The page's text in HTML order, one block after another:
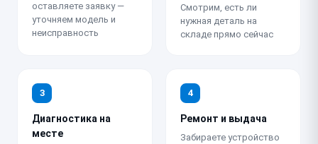
оставляете заявку —
уточняем модель и
неисправность
Смотрим, есть ли
нужная деталь на
складе прямо сейчас
3
Диагностика на
месте
4
Ремонт и выдача
Забираете устройство